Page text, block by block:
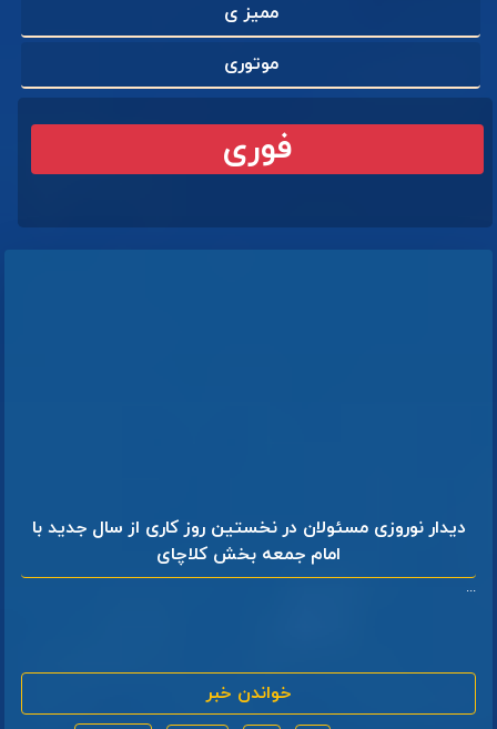
ممیز ی
موتوری
فوری
دیدار نوروزی مسئولان در نخستین روز کاری از سال جدید با
امام جمعه بخش کلاچای
...
خواندن خبر